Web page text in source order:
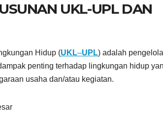
UKL-UPL DAN
Hidup (UKL–UPL) adalah
penting terhadap lingkungan hidup
usaha dan/atau kegiatan.